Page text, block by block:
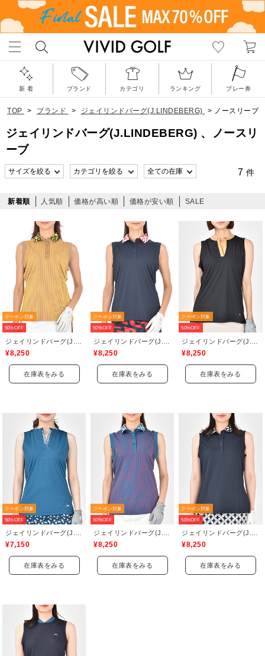
新 着 ブランド カテゴリ ランキング プレー券
TOP > ブランド > ジェイリンドバーグ(J.LINDEBERG) > ノースリーブ
ジェイリンドバーグ(J.LINDEBERG) 、ノースリ
ーブ
7 件
新着順 人気順 価格が高い順 価格が安い順 SALE
クーポン対象
50%OFF
¥8,250
在庫表をみる
クーポン対象
50%OFF
¥8,250
在庫表をみる
クーポン対象
50%OFF
¥8,250
在庫表をみる
クーポン対象
50%OFF
¥7,150
在庫表をみる
クーポン対象
50%OFF
¥8,250
在庫表をみる
クーポン対象
50%OFF
¥8,250
在庫表をみる